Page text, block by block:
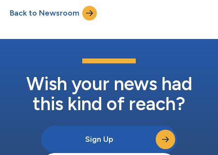
Workflow-Plattform für die Automobil-, Luft- und Raumfahrt-,
Chemie-, Werkstoff- und Pharmaindustrie. Die erworbenen
Vermögenswerte umfassen proprietäre Softwareanwe...
Back to Newsroom
Wish your news had
this kind of reach?
Sign Up